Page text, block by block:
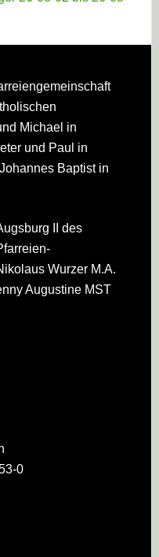
Michael in
und Paul in
Baptist in
II des
Wurzer M.A.
Augustine MST
0